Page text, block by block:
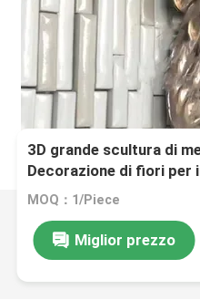
3D grande scultura di
Decorazione di fiori per
MOQ：1/Piece
Miglior prezzo